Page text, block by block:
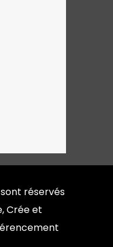
réservés
Crée et